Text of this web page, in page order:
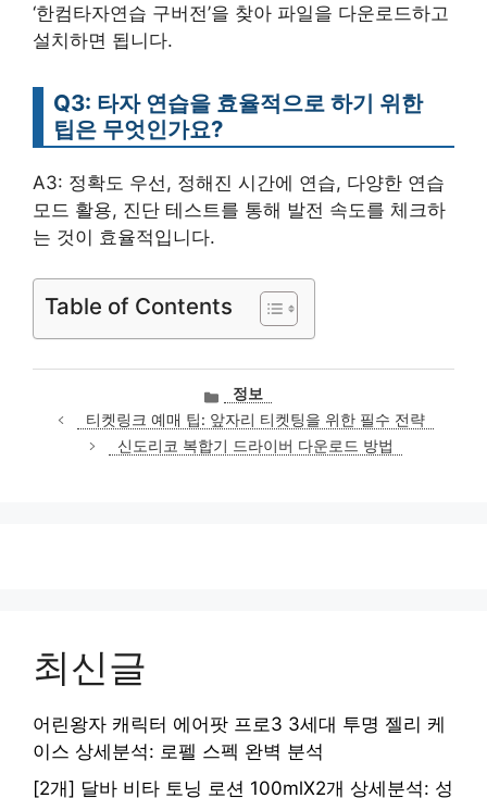
‘한컴타자연습 구버전’을 찾아 파일을 다운로드하고
설치하면 됩니다.
Q3: 타자 연습을 효율적으로 하기 위한
팁은 무엇인가요?
A3: 정확도 우선, 정해진 시간에 연습, 다양한 연습
모드 활용, 진단 테스트를 통해 발전 속도를 체크하
는 것이 효율적입니다.
Table of Contents
카
테
고
리
정보
티켓링크 예매 팁: 앞자리 티켓팅을 위한 필수 전략
신도리코 복합기 드라이버 다운로드 방법
최신글
어린왕자 캐릭터 에어팟 프로3 3세대 투명 젤리 케
이스 상세분석: 로펠 스펙 완벽 분석
[2개] 달바 비타 토닝 로션 100mlX2개 상세분석: 성